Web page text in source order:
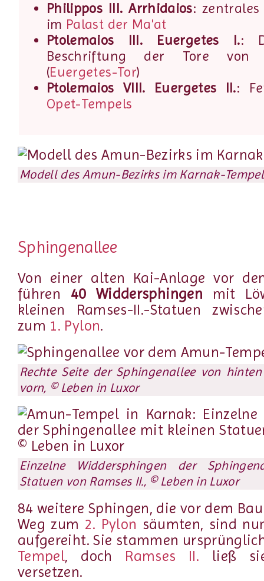
Philippos III. Arrhidaios:
im Palast der Ma'at
Ptolemaios III. Euergetes I.:
Beschriftung der Tore von
(Euergetes-Tor)
Ptolemaios VIII. Euergetes II.:
Opet-Tempels
Modell des Amun-Bezirks im Karnak-Tempel
Sphingenallee
Von einer alten Kai-Anlage vor
führen 40 Widdersphingen mit
kleinen Ramses-II.-Statuen
zum 1. Pylon.
Rechte Seite der Sphingenallee von
vorn, © Leben in Luxor
Einzelne Widdersphingen der
Statuen von Ramses II., © Leben in Luxor
84 weitere Sphingen, die vor dem
Weg zum 2. Pylon säumten, sind
aufgereiht. Sie stammen
Tempel, doch Ramses II. ließ
versetzen.